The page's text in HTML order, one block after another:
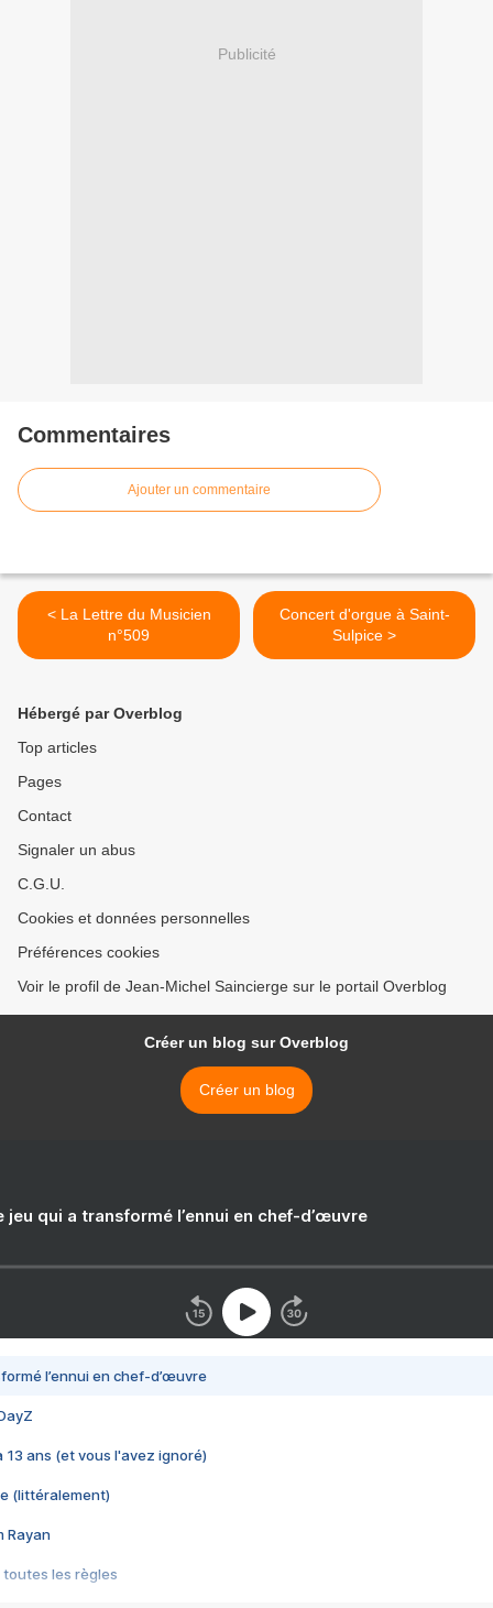
Publicité
Commentaires
Ajouter un commentaire
< La Lettre du Musicien
n°509
Concert d'orgue à Saint-
Sulpice >
Hébergé par Overblog
Top articles
Pages
Contact
Signaler un abus
C.G.U.
Cookies et données personnelles
Préférences cookies
Voir le profil de Jean-Michel Saincierge sur le portail Overblog
Créer un blog sur Overblog
Créer un blog
jeu qui a transformé l’ennui en chef-d’œuvre
l’ennui en chef-d’œuvre
13 ans (et vous l'avez ignoré)
(littéralement)
Rayan
toutes les règles